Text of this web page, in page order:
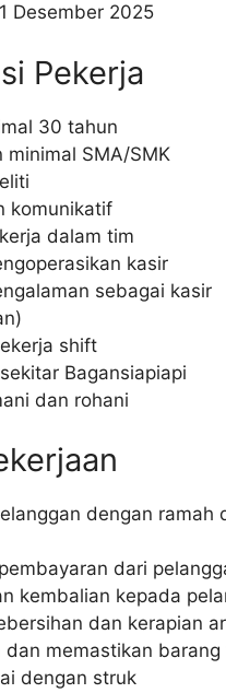
Desember 2025
Pekerja
30 tahun
minimal SMA/SMK
komunikatif
dalam tim
kasir
sebagai kasir
shift
Bagansiapiapi
dan rohani
dengan ramah
dari
kembalian kepada
dan kerapian
dan memastikan barang
dengan struk